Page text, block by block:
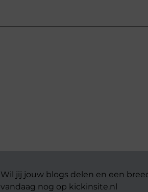
Wil jij jouw blogs delen en een
vandaag nog op kickinsite.nl